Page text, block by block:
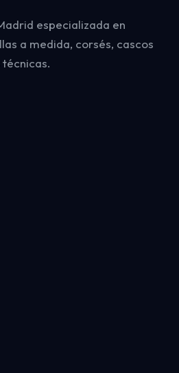
especializada en
a medida, corsés, cascos